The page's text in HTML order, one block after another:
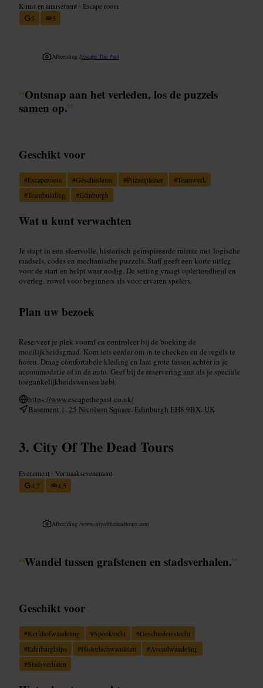
Kunst en amusement • Escape room
5
5
Afbeelding /Escape The Past
“Ontsnap aan het verleden, los de puzzels
samen op.”
Geschikt voor
#Escaperoom #Geschiedenis #Puzzelplezier #Teamwerk
#Teambuilding #Edinburgh
Wat u kunt verwachten
Je stapt in een sfeervolle, historisch geïnspireerde ruimte met logische
raadsels, codes en mechanische puzzels. Staff geeft een korte uitleg
voor de start en helpt waar nodig. De setting vraagt oplettendheid en
overleg, zowel voor beginners als voor ervaren spelers.
Plan uw bezoek
Reserveer je plek vooraf en controleer bij de boeking de
moeilijkheidsgraad. Kom iets eerder om in te checken en de regels te
horen. Draag comfortabele kleding en laat grote tassen achter in je
accommodatie of in de auto. Geef bij de reservering aan als je speciale
toegankelijkheidswensen hebt.
https://www.escapethepast.co.uk/
Basement 1, 25 Nicolson Square, Edinburgh EH8 9BX, UK
City Of The Dead Tours
Evenement • Vermaaksevenement
4,7
4,5
Afbeelding /www.cityofthedeadtours.com
“Wandel tussen grafstenen en stadsverhalen.”
Geschikt voor
#Kerkhofwandeling #Spooktocht #Geschiedenistocht
#Edinburghtips #Historischwandelen #Avondwandeling
#Stadsverhalen